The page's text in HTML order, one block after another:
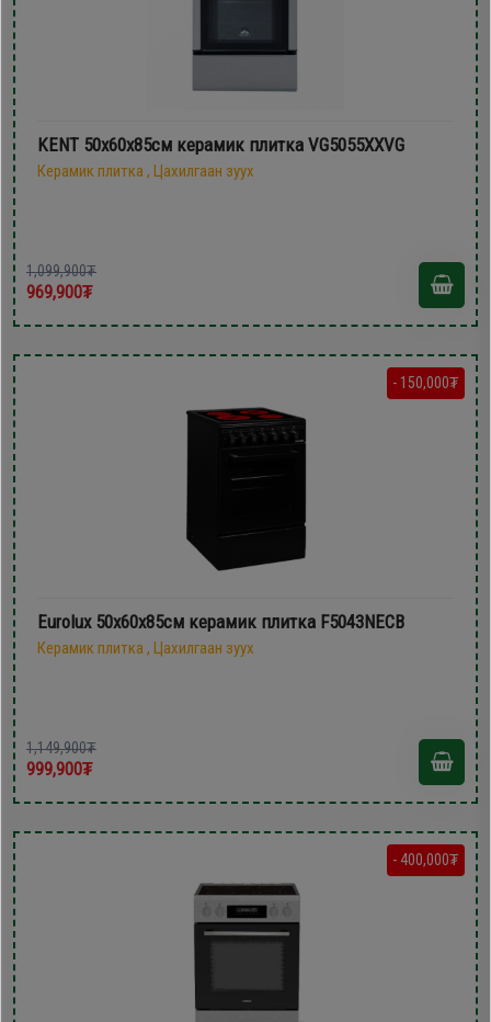
KENT 50х60x85см керамик плитка VG5055XXVG
Керамик плитка , Цахилгаан зуух
1,099,900₮
969,900₮
- 150,000₮
Eurolux 50х60x85см керамик плитка F5043NECB
Керамик плитка , Цахилгаан зуух
1,149,900₮
999,900₮
- 400,000₮